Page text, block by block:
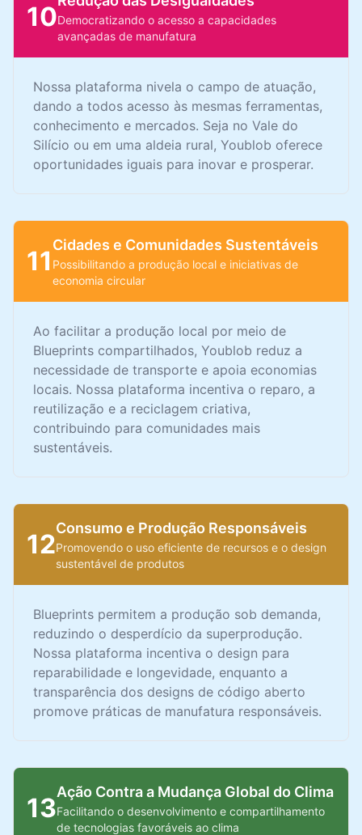
10Democratizando o acesso a capacidades
avançadas de manufatura
Nossa plataforma nivela o campo de atuação,
dando a todos acesso às mesmas ferramentas,
conhecimento e mercados. Seja no Vale do
Silício ou em uma aldeia rural, Youblob oferece
oportunidades iguais para inovar e prosperar.
11
Cidades e Comunidades Sustentáveis
Possibilitando a produção local e iniciativas de
economia circular
Ao facilitar a produção local por meio de
Blueprints compartilhados, Youblob reduz a
necessidade de transporte e apoia economias
locais. Nossa plataforma incentiva o reparo, a
reutilização e a reciclagem criativa,
contribuindo para comunidades mais
sustentáveis.
12
Consumo e Produção Responsáveis
Promovendo o uso eficiente de recursos e o design
sustentável de produtos
Blueprints permitem a produção sob demanda,
reduzindo o desperdício da superprodução.
Nossa plataforma incentiva o design para
reparabilidade e longevidade, enquanto a
transparência dos designs de código aberto
promove práticas de manufatura responsáveis.
13
Ação Contra a Mudança Global do Clima
Facilitando o desenvolvimento e compartilhamento
de tecnologias favoráveis ao clima